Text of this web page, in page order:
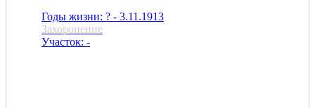
Годы жизни: ? - 3.11.1913
Захоронение
Участок: -